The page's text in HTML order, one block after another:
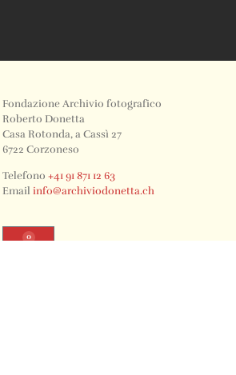
Fondazione Archivio fotografico
Roberto Donetta
Casa Rotonda, a Cassì 27
6722 Corzoneso
Telefono+41 91 871 12 63
Emailinfo@archiviodonetta.ch
0